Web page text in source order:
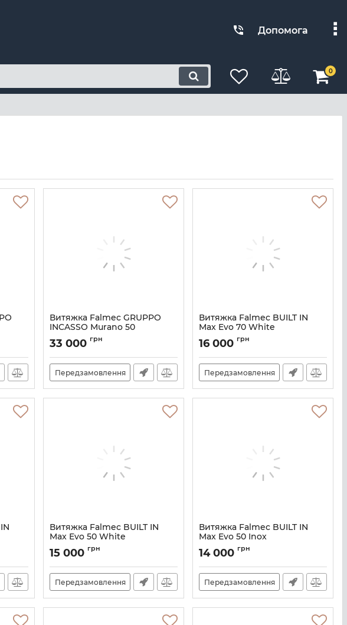
Допомога
0
Витяжка Falmec GRUPPO
INCASSO Murano 50
Артикул:M100690
33 000 грн
Передзамовлення
Витяжка Falmec BUILT IN
Max Evo 70 White
Артикул:M101431
16 000 грн
Передзамовлення
Витяжка Falmec BUILT IN
Max Evo 50 White
Артикул:M101420
15 000 грн
Передзамовлення
Витяжка Falmec BUILT IN
Max Evo 50 Inox
Артикул:M101320
14 000 грн
Передзамовлення